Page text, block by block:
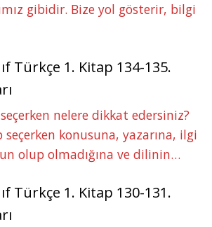
gibidir. Bize yol gösterir, bilgi
Türkçe 1. Kitap 134-135.
nelere dikkat edersiniz?
konusuna, yazarına, ilgi
olup olmadığına ve dilinin…
Türkçe 1. Kitap 130-131.